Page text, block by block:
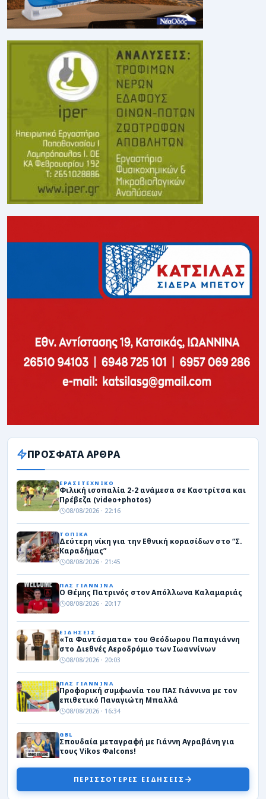
ΠΡΟΣΦΑΤΑ ΑΡΘΡΑ
ΕΡΑΣΙΤΕΧΝΙΚΟ
Φιλική ισοπαλία 2-2 ανάμεσα σε Καστρίτσα και
Πρέβεζα (video+photos)
08/08/2026 · 22:16
ΤΟΠΙΚΑ
Δεύτερη νίκη για την Εθνική κορασίδων στο “Σ.
Καραδήμας”
08/08/2026 · 21:45
ΠΑΣ ΓΙΑΝΝΙΝΑ
Ο Θέμης Πατρινός στον Απόλλωνα Καλαμαριάς
08/08/2026 · 20:17
ΕΙΔΗΣΕΙΣ
«Τα Φαντάσματα» του Θεόδωρου Παπαγιάννη
στο Διεθνές Αεροδρόμιο των Ιωαννίνων
08/08/2026 · 20:03
ΠΑΣ ΓΙΑΝΝΙΝΑ
Προφορική συμφωνία του ΠΑΣ Γιάννινα με τον
επιθετικό Παναγιώτη Μπαλλά
08/08/2026 · 16:34
GBL
Σπουδαία μεταγραφή με Γιάννη Αγραβάνη για
τους Vikos Φalcons!
Ιστορική συνεργασία για το γυναικείο μπάσκετ
ΠΕΡΙΣΣΟΤΕΡΕΣ ΕΙΔΗΣΕΙΣ